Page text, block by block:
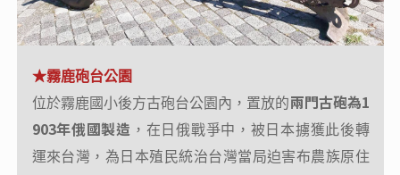
★禮納里好茶部落(車導帶領自由部落搜奇)
禮納里（Rinari）意為「等待恩典的地方」，是由霧台
鄉好茶村、三地門鄉大社村家鄉瑪家村共同組成的部
落，新居民在這裡落地生根，並命 名為禮納里象徵希
★霧鹿砲台公園
位於霧鹿國小後方古砲台公園內，置放的兩門古砲為1
903年俄國製造 ，在日俄戰爭中，被日本擄獲此後轉
運來台灣，為日本殖民統治台灣當局迫害布農族原住